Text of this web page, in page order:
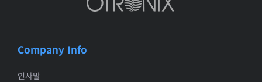
Company Info
인사말